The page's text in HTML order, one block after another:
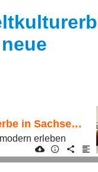
Staffel 9 Folge 2 - Weltkulturerbe in Sachsen-Anhalt: Die neue Gartenreich-App
erleben